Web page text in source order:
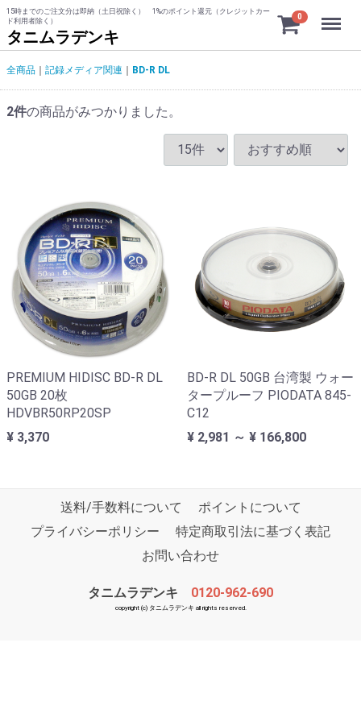
15時までのご注文分は即納（土日祝除く） 1%のポイント還元（クレジットカー
ド利用者除く）
タニムラデンキ
0 Menu
全商品 記録メディア関連 BD-R DL
2件の商品がみつかりました。
PREMIUM HIDISC BD-R DL
50GB 20枚
HDVBR50RP20SP
¥ 3,370
BD-R DL 50GB 台湾製 ウォー
タープルーフ PIODATA 845-
C12
¥ 2,981 ～ ¥ 166,800
送料/手数料について
ポイントについて
プライバシーポリシー
特定商取引法に基づく表記
お問い合わせ
タニムラデンキ 0120-962-690
copyright (c) タニムラデンキ all rights reserved.